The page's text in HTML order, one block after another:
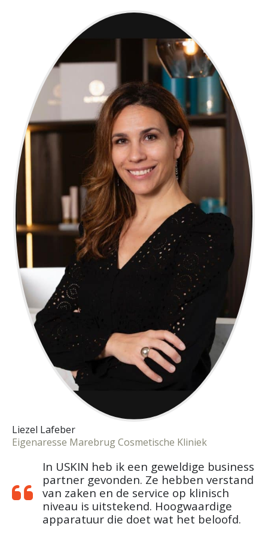
Liezel Lafeber
Eigenaresse Marebrug Cosmetische Kliniek
In USKIN heb ik een geweldige business
partner gevonden. Ze hebben verstand
van zaken en de service op klinisch
niveau is uitstekend. Hoogwaardige
apparatuur die doet wat het beloofd.